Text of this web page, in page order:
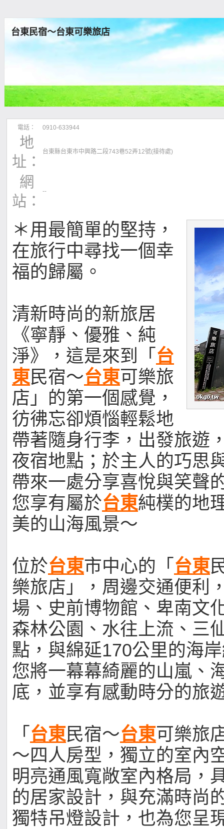
台東民宿～台東可樂旅店
電話： 0910-633944
地
址：
台東縣台東市中興路二段743巷52弄12號(接待處)
網
站：
--
＊用最簡單的堅持，
在旅行中尋找一個幸
福的歸屬。
清新時尚的新旅居
《寧靜、優雅、純
淨》，這是來到「 台
東民宿～台東可樂旅
店」的第一個感覺，
彷彿忘卻煩惱輕鬆地
帶著隨身行李，出發旅遊
夜宿地點；於主人的巧思
帶來一處分享喜悅與笑聲
您享有屬於台東純樸的地
美的山海風景～
位於台東市中心的「 台東
樂旅店」，周邊交通便利
場、史前博物館、卑南文
森林公園、水往上流、三
點，與綿延170公里的海
您將一幕幕綺麗的山嵐、
底，並享有感動時分的旅
「 台東民宿～台東可樂旅
～四人房型，獨立的室內
明亮通風寬敞室內格局，
的居家設計，與充滿時尚
獨特吊燈設計，也為您呈